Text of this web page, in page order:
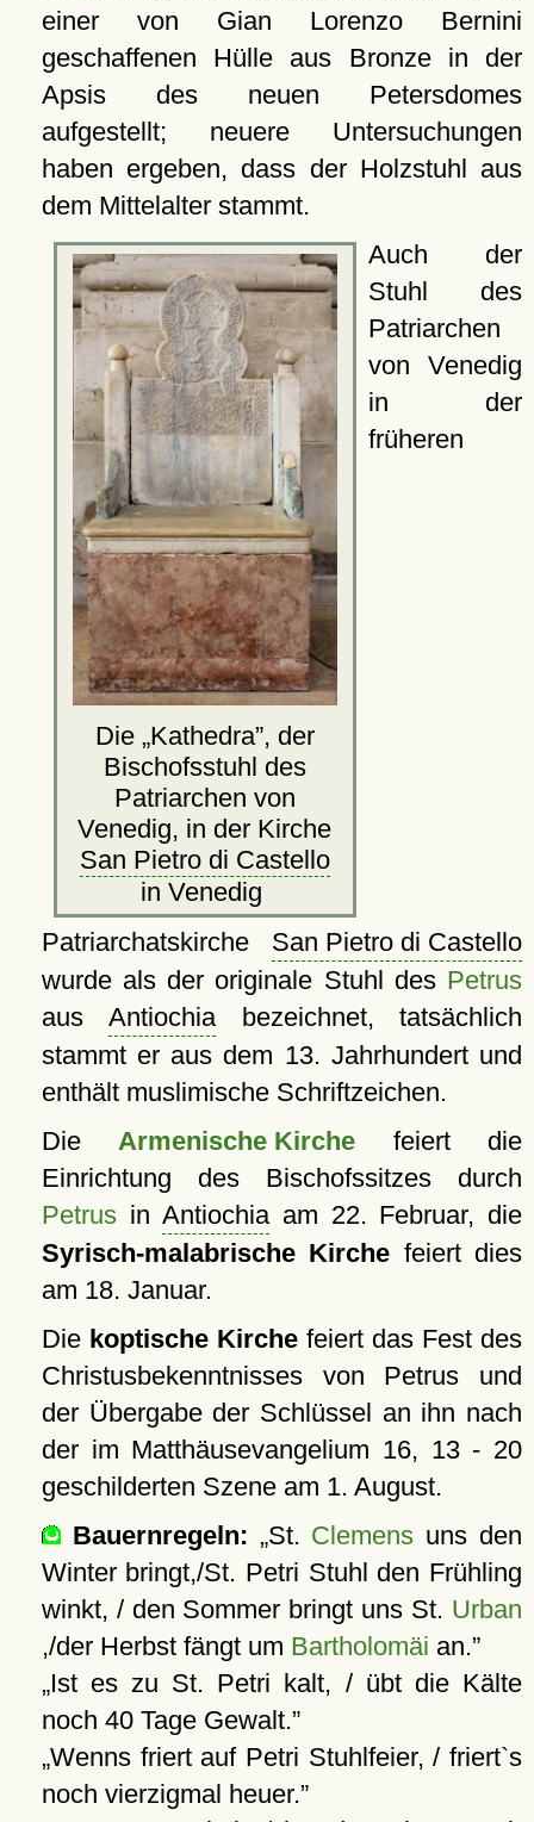
einer von Gian Lorenzo Bernini
geschaffenen Hülle aus Bronze in der
Apsis des neuen Petersdomes
aufgestellt; neuere Untersuchungen
haben ergeben, dass der Holzstuhl aus
dem Mittelalter stammt.
Die Kathedra , der
Bischofsstuhl des
Patriarchen von
Venedig, in der Kirche
San Pietro di Castello
in Venedig
Auch der
Stuhl des
Patriarchen
von Venedig
in der
früheren
Patriarchatskirche San Pietro di Castello
wurde als der originale Stuhl des Petrus
ausAntiochiabezeichnet, tatsächlich
stammt er aus dem 13. Jahrhundert und
enthält muslimische Schriftzeichen.
DieArmenische Kirche feiert die
Einrichtung des Bischofssitzes durch
PetrusinAntiochiaam 22. Februar, die
Syrisch-malabrische Kirche feiert dies
am 18. Januar.
Die koptische Kirchefeiert das Fest des
Christusbekenntnisses von Petrus und
der Übergabe der Schlüssel an ihn nach
der im Matthäusevangelium 16, 13 - 20
geschilderten Szene am 1. August.
Bauernregeln:
St. Clemens uns den
Winter bringt,/St. Petri Stuhl den Frühling
winkt, / den Sommer bringt uns St. Urban
,/der Herbst fängt um Bartholomäi an.
Ist es zu St. Petri kalt, / übt die Kälte
noch 40 Tage Gewalt.
Wenns friert auf Petri Stuhlfeier, / friert`s
noch vierzigmal heuer.